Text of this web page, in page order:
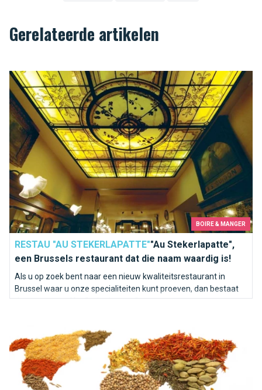
Gerelateerde artikelen
BOIRE & MANGER
RESTAU "AU STEKERLAPATTE""Au Stekerlapatte",
een Brussels restaurant dat die naam waardig is!
Als u op zoek bent naar een nieuw kwaliteitsrestaurant in
Brussel waar u onze specialiteiten kunt proeven, dan bestaat
dat restaurant "Au Stekerlapatte".
"Au Stekerlapatte", een Brussels restaurant dat die naam